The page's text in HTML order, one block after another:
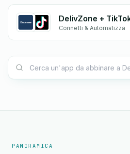
DelivZone +
Connetti & Automatizza
PANORAMICA